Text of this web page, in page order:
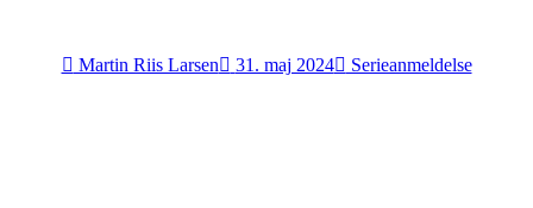
Martin Riis Larsen 31. maj 2024 Serieanmeldelse